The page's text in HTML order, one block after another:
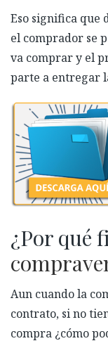
Eso significa que
el comprador se
va comprar y el
parte a entregar
¿Por qué
Aun cuando la
contrato, si no
compra ¿cómo